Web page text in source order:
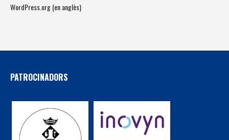
WordPress.org (en anglès)
PATROCINADORS